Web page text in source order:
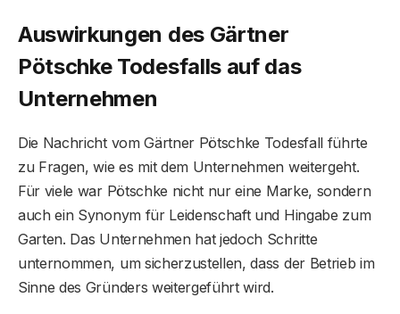
Auswirkungen des Gärtner
Pötschke Todesfalls auf das
Unternehmen
Die Nachricht vom Gärtner Pötschke Todesfall führte
zu Fragen, wie es mit dem Unternehmen weitergeht.
Für viele war Pötschke nicht nur eine Marke, sondern
auch ein Synonym für Leidenschaft und Hingabe zum
Garten. Das Unternehmen hat jedoch Schritte
unternommen, um sicherzustellen, dass der Betrieb im
Sinne des Gründers weitergeführt wird.